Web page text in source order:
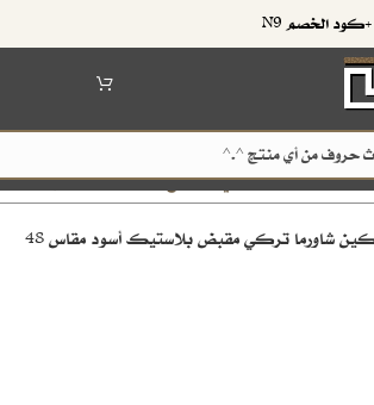
الرئيسية/اواني التقطيع والفرم/سكاكين الشاورما
شاورما تركي مقبض بلاستيك أسود مقاس 48